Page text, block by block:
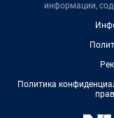
информации,
Политика